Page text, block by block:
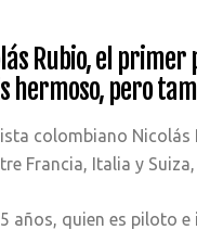
Rubio, el
hermoso, pero
colombiano
Francia, Italia y
años, quien es piloto